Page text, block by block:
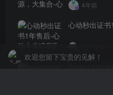
4年前
心动秒出证
欢迎您留下宝贵的见解！